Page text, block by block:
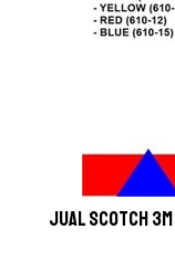
Jual Scotch 3M